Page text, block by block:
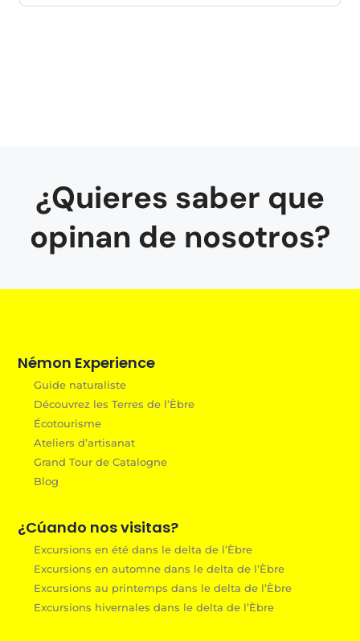
¿Quieres saber que
opinan de nosotros?
Némon Experience
Guide naturaliste
Découvrez les Terres de l’Èbre
Écotourisme
Ateliers d’artisanat
Grand Tour de Catalogne
Blog
¿Cúando nos visitas?
Excursions en été dans le delta de l’Èbre
Excursions en automne dans le delta de l’Èbre
Excursions au printemps dans le delta de l’Èbre
Excursions hivernales dans le delta de l’Èbre